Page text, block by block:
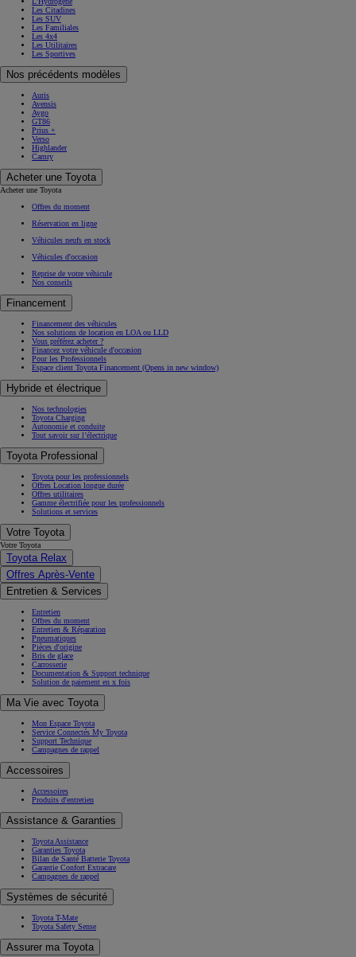
Les Citadines
Les SUV
Les Familiales
Les 4x4
Les Utilitaires
Les Sportives
Nos précédents modèles
Auris
Avensis
Aygo
GT86
Prius +
Verso
Highlander
Camry
Acheter une Toyota
Acheter une Toyota
Offres du moment
Réservation en ligne
Véhicules neufs en stock
Véhicules d'occasion
Reprise de votre véhicule
Nos conseils
Financement
Financement des véhicules
Nos solutions de location en LOA ou LLD
Vous préférez acheter ?
Financez votre véhicule d'occasion
Pour les Professionnels
Espace client Toyota Financement (Opens in new window)
Hybride et électrique
Nos technologies
Toyota Charging
Autonomie et conduite
Tout savoir sur l’électrique
Toyota Professional
Toyota pour les professionnels
Offres Location longue durée
Offres utilitaires
Gamme électrifiée pour les professionnels
Solutions et services
Votre Toyota
Votre Toyota
Toyota Relax
Offres Après-Vente
Entretien & Services
Entretien
Offres du moment
Entretien & Réparation
Pneumatiques
Pièces d'origine
Bris de glace
Carrosserie
Documentation & Support technique
Solution de paiement en x fois
Ma Vie avec Toyota
Mon Espace Toyota
Service Connectés My Toyota
Support Technique
Campagnes de rappel
Accessoires
Accessoires
Produits d'entretien
Assistance & Garanties
Toyota Assistance
Garanties Toyota
Bilan de Santé Batterie Toyota
Garantie Confort Extracare
Campagnes de rappel
Systèmes de sécurité
Toyota T-Mate
Toyota Safety Sense
Assurer ma Toyota